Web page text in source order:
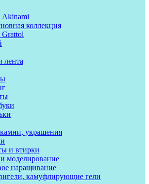
Akinami
коллекция
Grattol
лента
украшения
и втирки
моделирование
наращивание
камуфлирующие гели